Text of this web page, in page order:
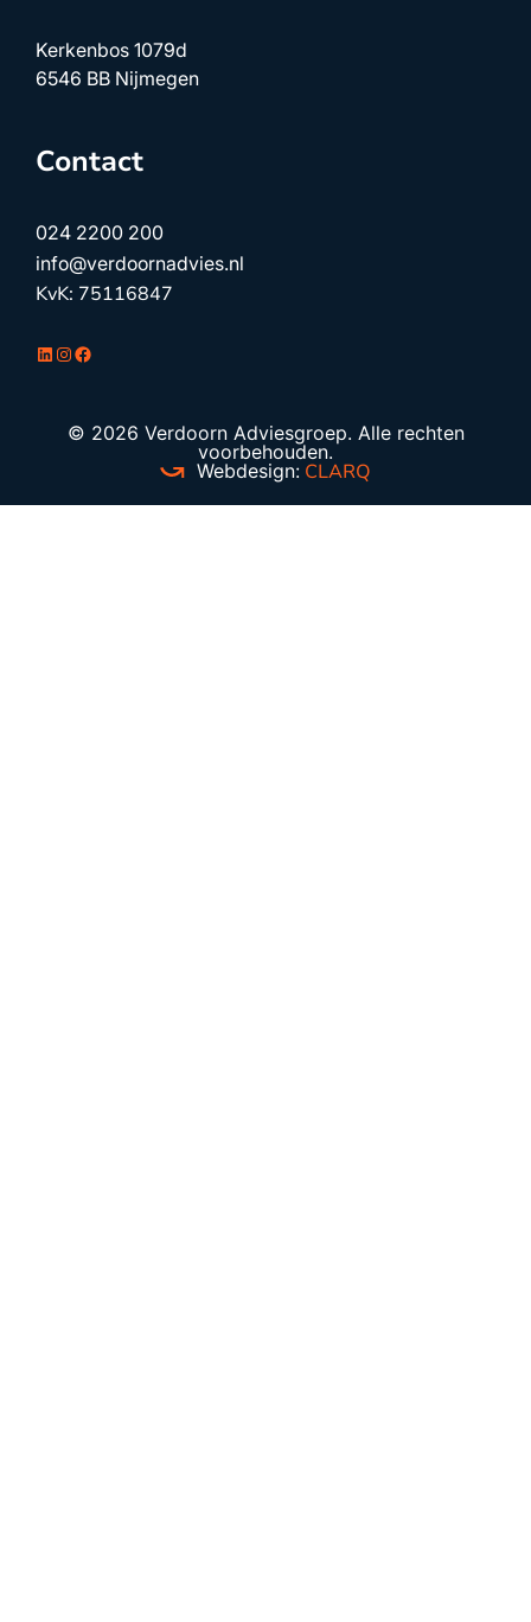
Kerkenbos 1079d
6546 BB Nijmegen
Contact
024 2200 200
info@verdoornadvies.nl
KvK: 75116847
LinkedIn
Instagram
Facebook
© 2026 Verdoorn Adviesgroep. Alle rechten
voorbehouden.
Webdesign: CLARQ